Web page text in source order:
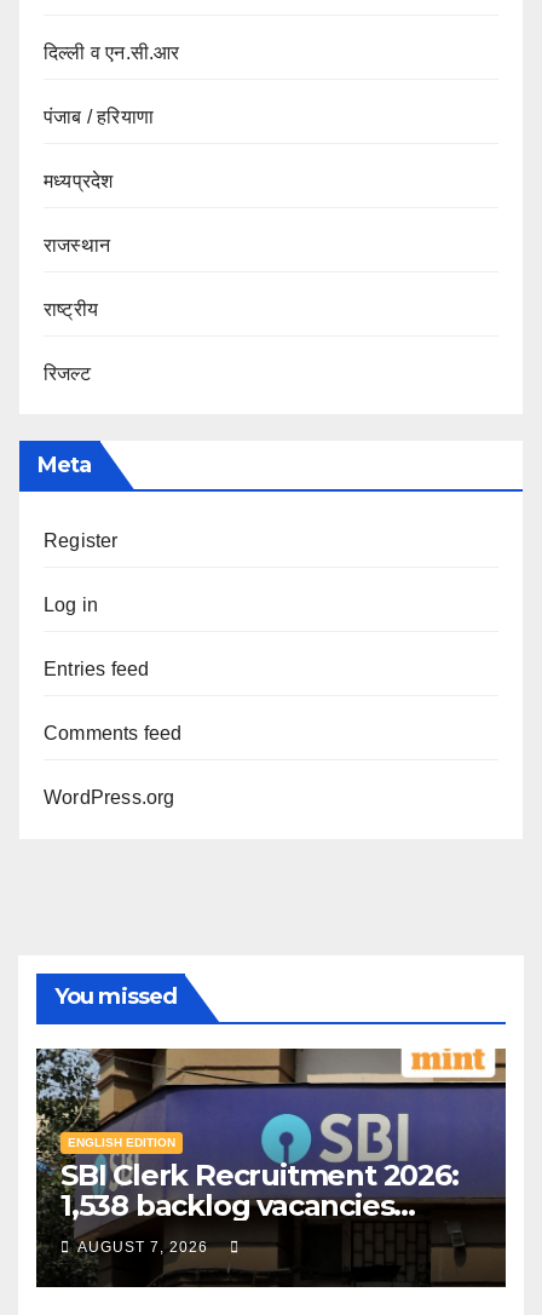
दिल्ली व एन.सी.आर
पंजाब / हरियाणा
मध्यप्रदेश
राजस्थान
राष्ट्रीय
रिजल्ट
Meta
Register
Log in
Entries feed
Comments feed
WordPress.org
You missed
ENGLISH EDITION
SBI Clerk Recruitment 2026:
1,538 backlog vacancies
announced in special drive;
Check eligibility & how to
apply | Mint
AUGUST 7, 2026